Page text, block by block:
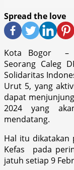
Spread the love
Kota Bogor –
Seorang Caleg
Solidaritas
Urut 5, yang
dapat
2024 yang
mendatang.
Hal itu dikatakan
Kefas pada
jatuh setiap 9